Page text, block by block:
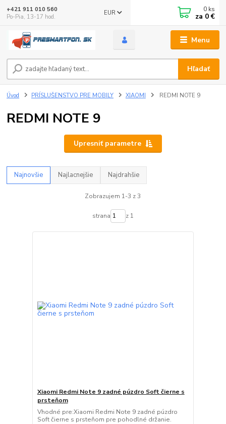
Menu
EUR
Hľadať
+421 911 010 560
Po-Pia, 13-17 hod.
0 ks
za 0 €
Úvod PRÍSLUŠENSTVO PRE MOBILY XIAOMI REDMI NOTE 9
REDMI NOTE 9
Upresniť parametre
Najnovšie Najlacnejšie Najdrahšie
Zobrazujem 1-3 z 3
strana z 1
Xiaomi Redmi Note 9 zadné púzdro Soft čierne s
prsteňom
Vhodné pre:Xiaomi Redmi Note 9 zadné púzdro
Soft čierne s prsteňom pre pohodlné držanie.